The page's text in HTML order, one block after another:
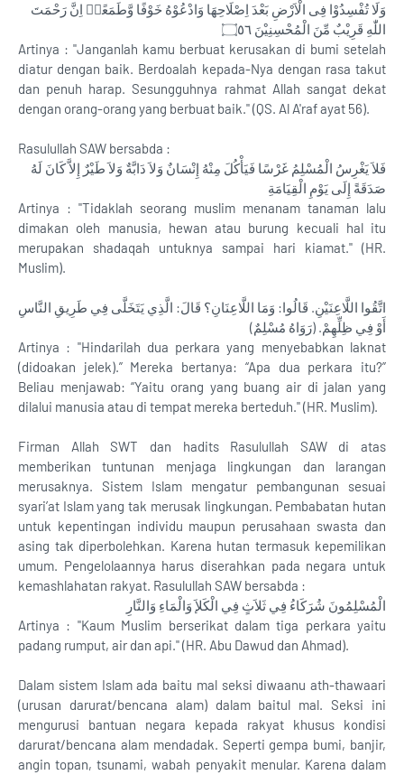
وَلَا تُفْسِدُوْا فِى الْاَرْضِ بَعْدَ اِصْلَاحِهَا وَادْعُوْهُ خَوْفًا وَّطَمَعًاۗ اِنَّ رَحْمَتَ
اللّٰهِ قَرِيْبٌ مِّنَ الْمُحْسِنِيْنَ ۝٥٦
Artinya : "Janganlah kamu berbuat kerusakan di bumi setelah
diatur dengan baik. Berdoalah kepada-Nya dengan rasa takut
dan penuh harap. Sesungguhnya rahmat Allah sangat dekat
dengan orang-orang yang berbuat baik." (QS. Al A'raf ayat 56).
Rasulullah SAW bersabda :
فَلاَ يَغْرِسُ الْمُسْلِمُ غَرْسًا فَيَأْكُلَ مِنْهُ إِنْسَانٌ وَلاَ دَابَّةٌ وَلاَ طَيْرٌ إِلاَّ كَانَ لَهُ
صَدَقَةً إِلَى يَوْمِ الْقِيَامَةِ
Artinya : "Tidaklah seorang muslim menanam tanaman lalu
dimakan oleh manusia, hewan atau burung kecuali hal itu
merupakan shadaqah untuknya sampai hari kiamat." (HR.
Muslim).
اتَّقُوا اللَّاعِنَيْنِ. قَالُوا: وَمَا اللَّاعِنَانِ؟ قَالَ: الَّذِي يَتَخَلَّى فِي طَرِيقِ النَّاسِ
أَوْ فِي ظِلِّهِمْ. (رَوَاهُ مُسْلِمٌ)
Artinya : "Hindarilah dua perkara yang menyebabkan laknat
(didoakan jelek).” Mereka bertanya: “Apa dua perkara itu?”
Beliau menjawab: “Yaitu orang yang buang air di jalan yang
dilalui manusia atau di tempat mereka berteduh." (HR. Muslim).
Firman Allah SWT dan hadits Rasulullah SAW di atas
memberikan tuntunan menjaga lingkungan dan larangan
merusaknya. Sistem Islam mengatur pembangunan sesuai
syari’at Islam yang tak merusak lingkungan. Pembabatan hutan
untuk kepentingan individu maupun perusahaan swasta dan
asing tak diperbolehkan. Karena hutan termasuk kepemilikan
umum. Pengelolaannya harus diserahkan pada negara untuk
kemashlahatan rakyat. Rasulullah SAW bersabda :
الْمُسْلِمُونَ شُرَكَاءُ فِي ثَلاَثٍ فِي الْكَلإَ وَالْمَاءِ وَالنَّارِ
Artinya : "Kaum Muslim berserikat dalam tiga perkara yaitu
padang rumput, air dan api." (HR. Abu Dawud dan Ahmad).
Dalam sistem Islam ada baitu mal seksi diwaanu ath-thawaari
(urusan darurat/bencana alam) dalam baitul mal. Seksi ini
mengurusi bantuan negara kepada rakyat khusus kondisi
darurat/bencana alam mendadak. Seperti gempa bumi, banjir,
angin topan, tsunami, wabah penyakit menular. Karena dalam